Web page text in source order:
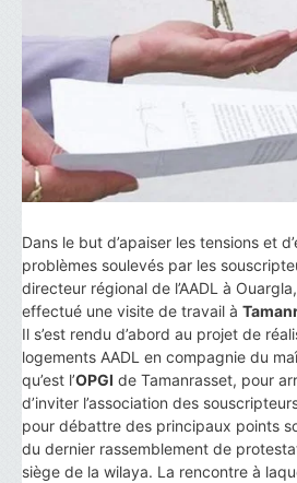
Dans le but d’apaiser les tensions et
problèmes soulevés par les
directeur régional de l’AADL à
effectué une visite de travail à
Il s’est rendu d’abord au projet de
logements AADL en compagnie du
qu’est l’OPGI de Tamanrasset, pour
d’inviter l’association des
pour débattre des principaux points
du dernier rassemblement de
siège de la wilaya. La rencontre à